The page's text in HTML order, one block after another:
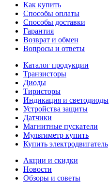
Как купить
Способы оплаты
Способы доставки
Гарантия
Возврат и обмен
Вопросы и ответы
Каталог продукции
Транзисторы
Диоды
Тиристоры
Индикация и светодиоды
Устройства защиты
Датчики
Магнитные пускатели
Мультиметр купить
Купить электродвигатель
Акции и скидки
Новости
Обзоры и советы